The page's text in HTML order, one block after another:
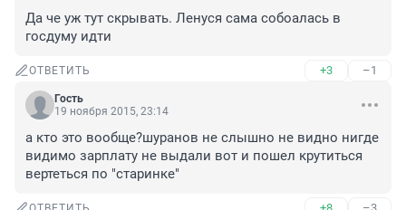
Да че уж тут скрывать. Ленуся сама собоалась в
госдуму идти
ОТВЕТИТЬ +3 –1
Гость
19 ноября 2015, 23:14
а кто это вообще?шуранов не слышно не видно нигде
видимо зарплату не выдали вот и пошел крутиться
вертеться по "старинке"